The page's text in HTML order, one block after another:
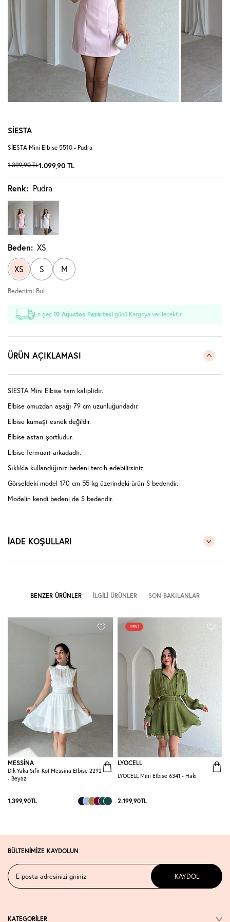
SİESTA
SİESTA Mini Elbise 5510 - Pudra
1.399,90TL1.099,90 TL
Renk: Pudra
Beden: XS
XS S M
Bedenimi Bul
En geç10 Ağustos Pazartesi günü Kargoya verilecektir.
ÜRÜN AÇIKLAMASI
SİESTA Mini Elbise tam kalıplıdır.
Elbise omuzdan aşağı 79 cm uzunluğundadır.
Elbise kumaşı esnek değildir.
Elbise astarı şortludur.
Elbise fermuarı arkadadır.
Sıklıkla kullandığınız bedeni tercih edebilirsiniz.
Görseldeki model 170 cm 55 kg üzerindeki ürün S bedendir.
Modelin kendi bedeni de S bedendir.
İADE KOŞULLARI
BENZER ÜRÜNLER İLGILI ÜRÜNLER SON BAKILANLAR
MESSİNA
Dik Yaka Sıfır Kol Messina Elbise 2292
- Beyaz
1.399,90TL
YENI
LYOCELL
LYOCELL Mini Elbise 6341 - Haki
2.199,90TL
BÜLTENİMİZE KAYDOLUN
KAYDOL
KATEGORİLER